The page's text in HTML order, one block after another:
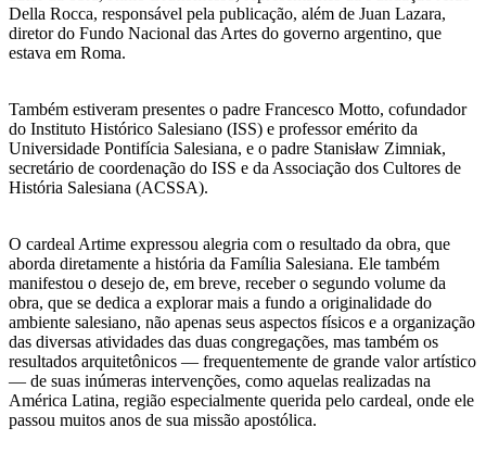
Della Rocca, responsável pela publicação, além de Juan Lazara,
diretor do Fundo Nacional das Artes do governo argentino, que
estava em Roma.
Também estiveram presentes o padre Francesco Motto, cofundador
do Instituto Histórico Salesiano (ISS) e professor emérito da
Universidade Pontifícia Salesiana, e o padre Stanisław Zimniak,
secretário de coordenação do ISS e da Associação dos Cultores de
História Salesiana (ACSSA).
O cardeal Artime expressou alegria com o resultado da obra, que
aborda diretamente a história da Família Salesiana. Ele também
manifestou o desejo de, em breve, receber o segundo volume da
obra, que se dedica a explorar mais a fundo a originalidade do
ambiente salesiano, não apenas seus aspectos físicos e a organização
das diversas atividades das duas congregações, mas também os
resultados arquitetônicos — frequentemente de grande valor artístico
— de suas inúmeras intervenções, como aquelas realizadas na
América Latina, região especialmente querida pelo cardeal, onde ele
passou muitos anos de sua missão apostólica.